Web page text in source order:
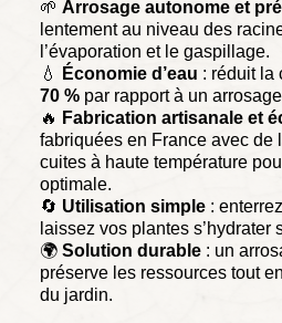
🌱 Arrosage autonome et
lentement au niveau des
l’évaporation et le gaspillage.
💧
Économie d’eau : réduit la
70 % par rapport à un
🔥 Fabrication artisanale et
fabriquées en France avec de
cuites à haute température
optimale.
🔄 Utilisation simple :
laissez vos plantes s’hydrater
🌍 Solution durable : un
préserve les ressources tout
du jardin.